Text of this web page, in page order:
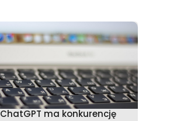
ChatGPT ma konkurencję